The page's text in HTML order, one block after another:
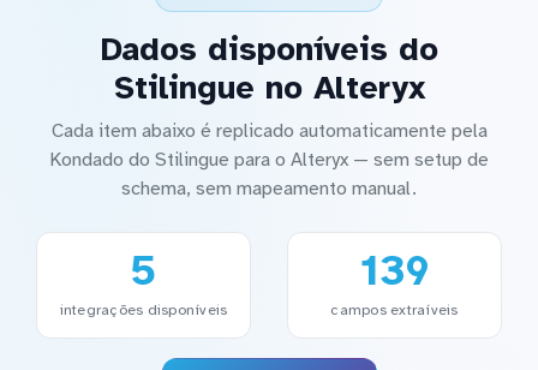
Dados disponíveis do
Stilingue no Alteryx
Cada item abaixo é replicado automaticamente pela
Kondado do Stilingue para o Alteryx — sem setup de
schema, sem mapeamento manual.
5
integrações disponíveis
139
campos extraíveis